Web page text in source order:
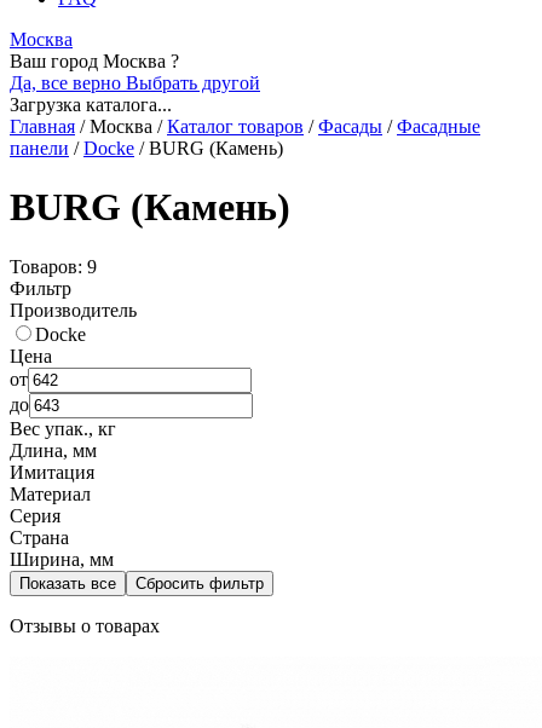
Москва
Ваш город Москва ?
Да, все верно Выбрать другой
Загрузка каталога...
Главная /Москва / Каталог товаров / Фасады / Фасадные
панели / Docke /BURG (Камень)
BURG (Камень)
Товаров: 9
Фильтр
Производитель
Docke
Цена
от
до
Вес упак., кг
Длина, мм
Имитация
Материал
Серия
Страна
Ширина, мм
Показать все Сбросить фильтр
Отзывы о товарах